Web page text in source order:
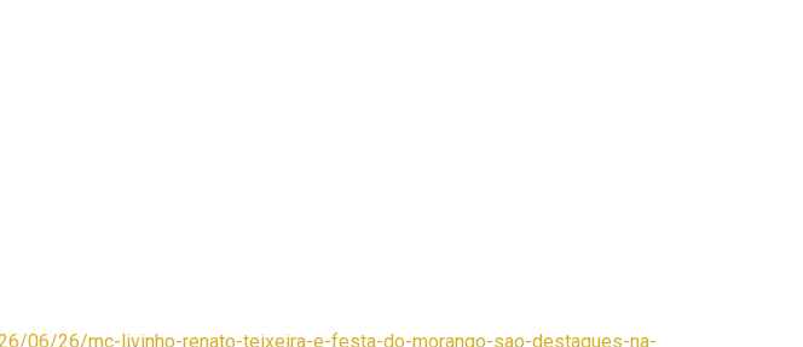
06/26/mc-livinho-renato-teixeira-e-festa-do-morango-sao-destaques-na-